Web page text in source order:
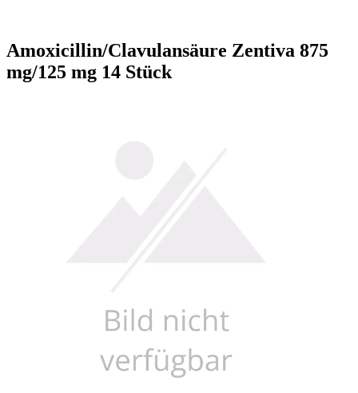
Amoxicillin/Clavulansäure Zentiva 875
mg/125 mg 14 Stück